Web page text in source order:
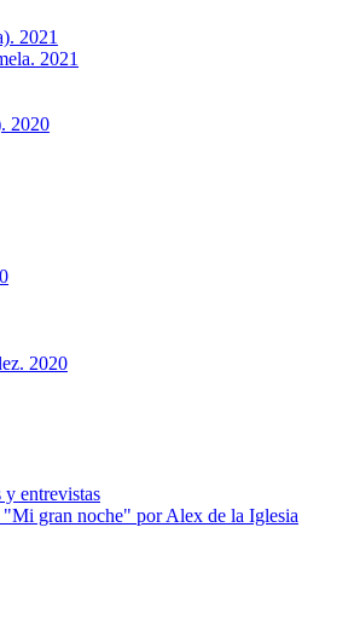
2021
2021
2020
2020
entrevistas
gran noche" por Alex de la Iglesia